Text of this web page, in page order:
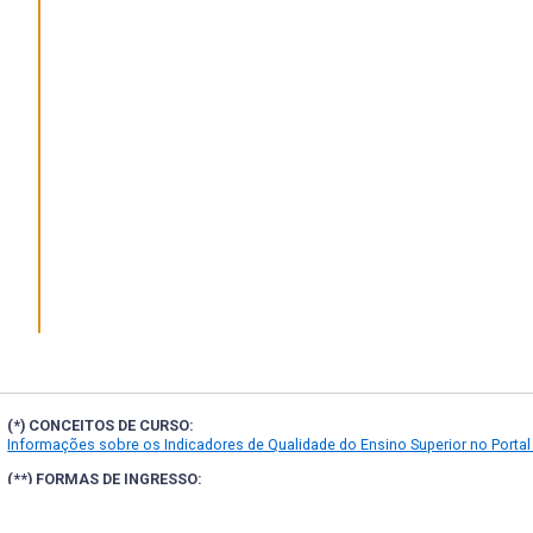
(*) CONCEITOS DE CURSO:
Informações sobre os Indicadores de Qualidade do Ensino Superior no Portal
(**) FORMAS DE INGRESSO: